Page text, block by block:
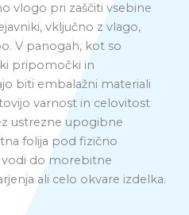
vlogo pri zaščiti vsebine
vključno z vlago,
V panogah, kot so
pripomočki in
biti embalažni materiali
varnost in celovitost
ustrezne upogibne
folija pod fizično
do morebitne
ali celo okvare izdelka.